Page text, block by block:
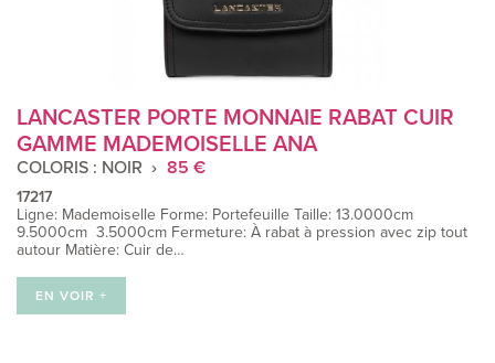
LANCASTER PORTE MONNAIE RABAT CUIR
GAMME MADEMOISELLE ANA
COLORIS : NOIR 85 €
17217
Ligne: Mademoiselle Forme: Portefeuille Taille: 13.0000cm
9.5000cm 3.5000cm Fermeture: À rabat à pression avec zip tout
autour Matière: Cuir de…
EN VOIR +